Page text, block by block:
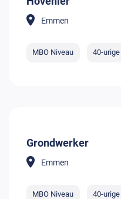
Emmen
MBO Niveau 40-
Grondwerker
Emmen
MBO Niveau 40-